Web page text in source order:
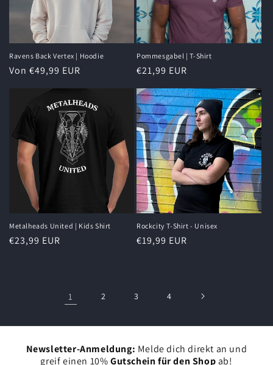
Ravens Back Vertex | Hoodie
Normaler
Von €49,99 EUR
Pommesgabel | T-Shirt
Normaler
Preis
€21,99 EUR
Metalheads United | Kids Shirt
Normaler
€23,99 EUR
Rockcity T-Shirt - Unisex
Normaler
€19,99 EUR
1 2 3 4
Newsletter-Anmeldung: Melde dich direkt an und
greif einen 10%Gutschein für den Shop ab!